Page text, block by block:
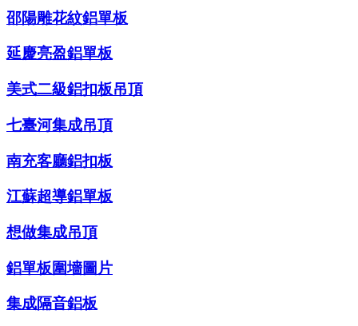
邵陽雕花紋鋁單板
延慶亮盈鋁單板
美式二級鋁扣板吊頂
七臺河集成吊頂
南充客廳鋁扣板
江蘇超導鋁單板
想做集成吊頂
鋁單板圍墻圖片
集成隔音鋁板